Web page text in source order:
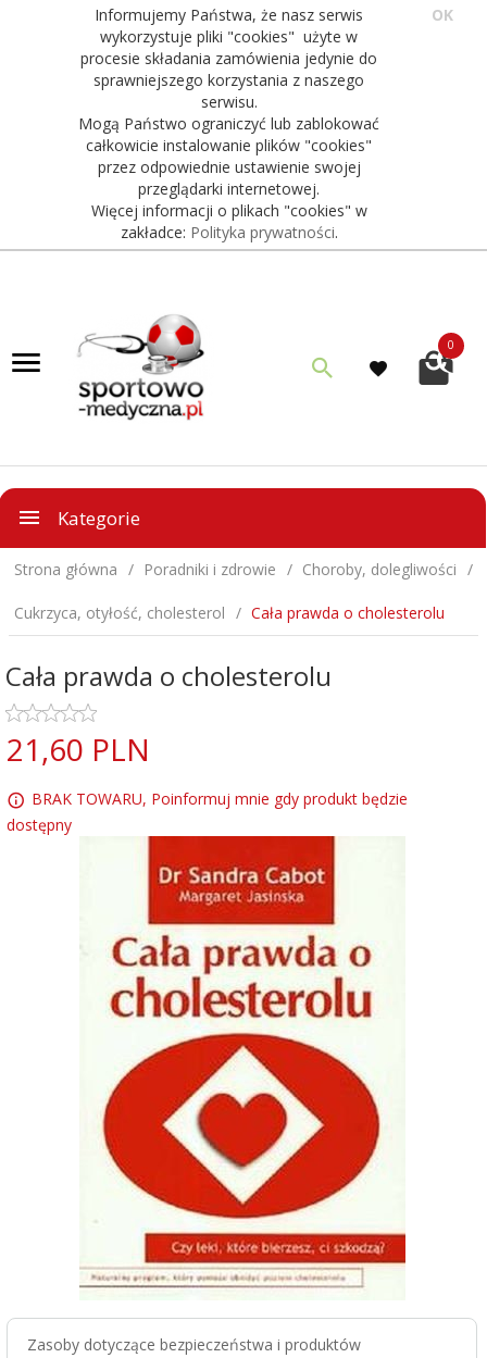
Informujemy Państwa, że nasz serwis
wykorzystuje pliki "cookies" użyte w
procesie składania zamówienia jedynie do
sprawniejszego korzystania z naszego
serwisu.
Mogą Państwo ograniczyć lub zablokować
całkowicie instalowanie plików "cookies"
przez odpowiednie ustawienie swojej
przeglądarki internetowej.
Więcej informacji o plikach "cookies" w
zakładce: Polityka prywatności.
OK
0
Kategorie
Strona główna Poradniki i zdrowie Choroby, dolegliwości
Cukrzyca, otyłość, cholesterol Cała prawda o cholesterolu
Cała prawda o cholesterolu
21,60 PLN
BRAK TOWARU, Poinformuj mnie gdy produkt będzie
dostępny
Zasoby dotyczące bezpieczeństwa i produktów